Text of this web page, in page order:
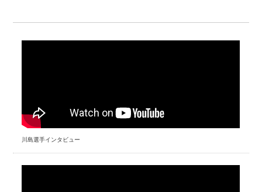
川島選手インタビュー